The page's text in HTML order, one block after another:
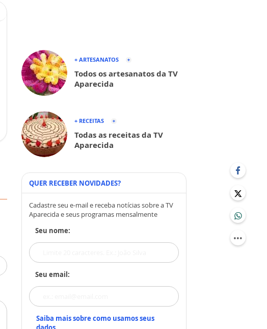
+ ARTESANATOS
Todos os artesanatos da TV
Aparecida
+ RECEITAS
Todas as receitas da TV
Aparecida
QUER RECEBER NOVIDADES?
Cadastre seu e-mail e receba notícias sobre a TV
Aparecida e seus programas mensalmente
Seu nome:
Seu email:
Saiba mais sobre como usamos seus